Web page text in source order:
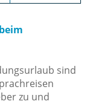
sind
zu und